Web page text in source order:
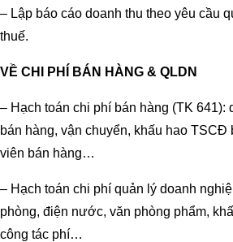
– Lập báo cáo doanh thu theo yêu cầu
thuế.
VỀ CHI PHÍ BÁN HÀNG & QLDN
– Hạch toán chi phí bán hàng (TK 641):
bán hàng, vận chuyển, khấu hao
viên bán hàng…
– Hạch toán chi phí quản lý doanh
phòng, điện nước, văn phòng phẩm,
công tác phí…